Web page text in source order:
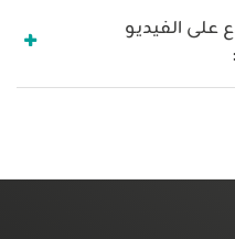
على الفيديو